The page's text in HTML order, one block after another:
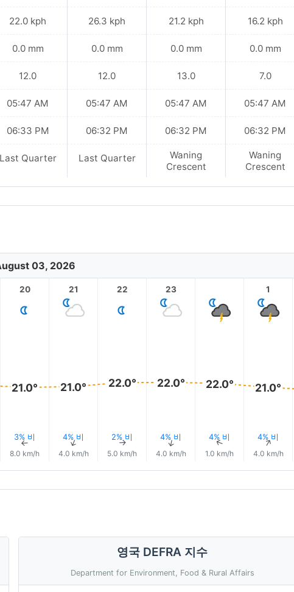
22.0 kph
0.0 mm
12.0
05:47 AM
06:33 PM
Last Quarter
26.3 kph
0.0 mm
12.0
05:47 AM
06:32 PM
Last Quarter
21.2 kph
0.0 mm
13.0
05:47 AM
06:32 PM
Waning
Crescent
16.2 kph
0.0 mm
7.0
05:47 AM
06:32 PM
Waning
Crescent
03, 2026
20
21.0°
3% 비
↑
8.0 km/h
21
21.0°
4% 비
↑
4.0 km/h
22
22.0°
2% 비
↑
5.0 km/h
23
22.0°
4% 비
↑
4.0 km/h
22.0°
4% 비
↑
1.0 km/h
1
21.0°
4% 비
↑
4.0 km/h
영국 DEFRA 지수
Department for Environment, Food & Rural Affairs